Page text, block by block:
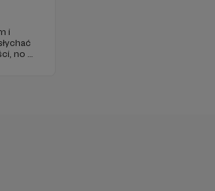
w
i
no i